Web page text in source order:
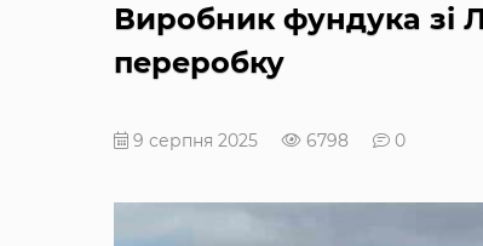
Виробник фундука зі
переробку
9 серпня 2025 6798 0